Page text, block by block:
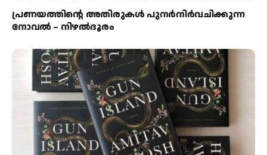
പ്രണയത്തിന്റെ അതിരുകൾ പുനർനിർവചിക്കുന്ന
നോവൽ – നിഴൽദൂരം